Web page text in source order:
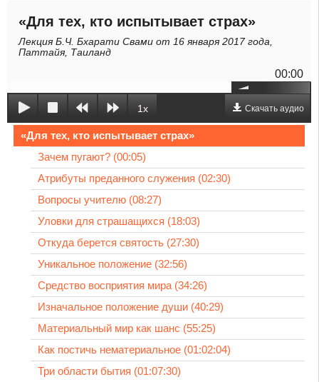
«Для тех, кто испытывает страх»
Лекция Б.Ч. Бхарати Свами от 16 января 2017 года,
Паттайя, Таиланд
00:00
1x Скачать аудио
«Для тех, кто испытывает страх»
Зачем пугают? (00:05)
Атрибуты преданного служения (02:30)
Вопросы учителю (08:27)
Уловки для страшащихся (18:03)
Откуда берется святость (27:30)
Уникальное положение (32:56)
Средство восприятия мира (34:26)
Изначальное положение души (40:29)
Материальный мир как шанс (55:25)
Как постичь нематериальное (01:02:04)
Три области бытия (01:07:30)